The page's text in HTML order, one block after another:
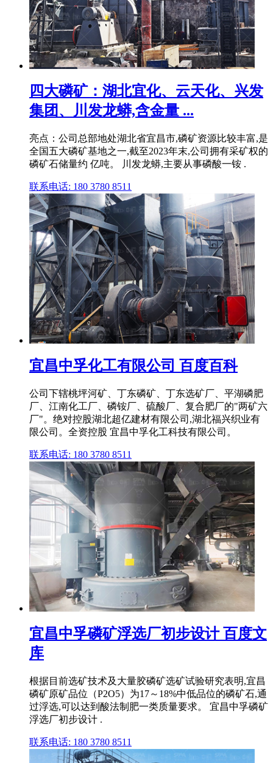
四大磷矿：湖北宜化、云天化、兴发
集团、川发龙蟒,含金量 ...
亮点：公司总部地处湖北省宜昌市,磷矿资源比较丰富,是
全国五大磷矿基地之一,截至2023年末,公司拥有采矿权的
磷矿石储量约 亿吨。 川发龙蟒,主要从事磷酸一铵 .
联系电话: 180 3780 8511
宜昌中孚化工有限公司 百度百科
公司下辖桃坪河矿、丁东磷矿、丁东选矿厂、平湖磷肥
厂、江南化工厂、磷铵厂、硫酸厂、复合肥厂的"两矿六
厂"。绝对控股湖北超亿建材有限公司,湖北福兴织业有
限公司。全资控股 宜昌中孚化工科技有限公司。
联系电话: 180 3780 8511
宜昌中孚磷矿浮选厂初步设计 百度文
库
根据目前选矿技术及大量胶磷矿选矿试验研究表明,宜昌
磷矿原矿品位（P2O5）为17～18%中低品位的磷矿石,通
过浮选,可以达到酸法制肥一类质量要求。 宜昌中孚磷矿
浮选厂初步设计 .
联系电话: 180 3780 8511